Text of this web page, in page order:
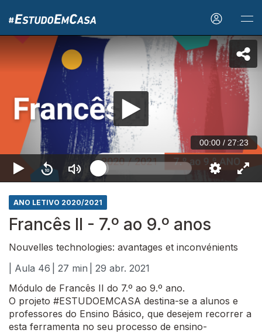
00:00 / 27:23
ANO LETIVO 2020/2021
Francês II - 7.º ao 9.º anos
Nouvelles technologies: avantages et inconvénients
| Aula 46
| 27 min
| 29 abr. 2021
Módulo de Francês II do 7.º ao 9.º ano.
O projeto #ESTUDOEMCASA destina-se a alunos e
professores do Ensino Básico, que desejem recorrer a
esta ferramenta no seu processo de ensino-